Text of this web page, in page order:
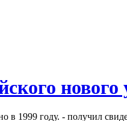
нового
1999 году. - получил